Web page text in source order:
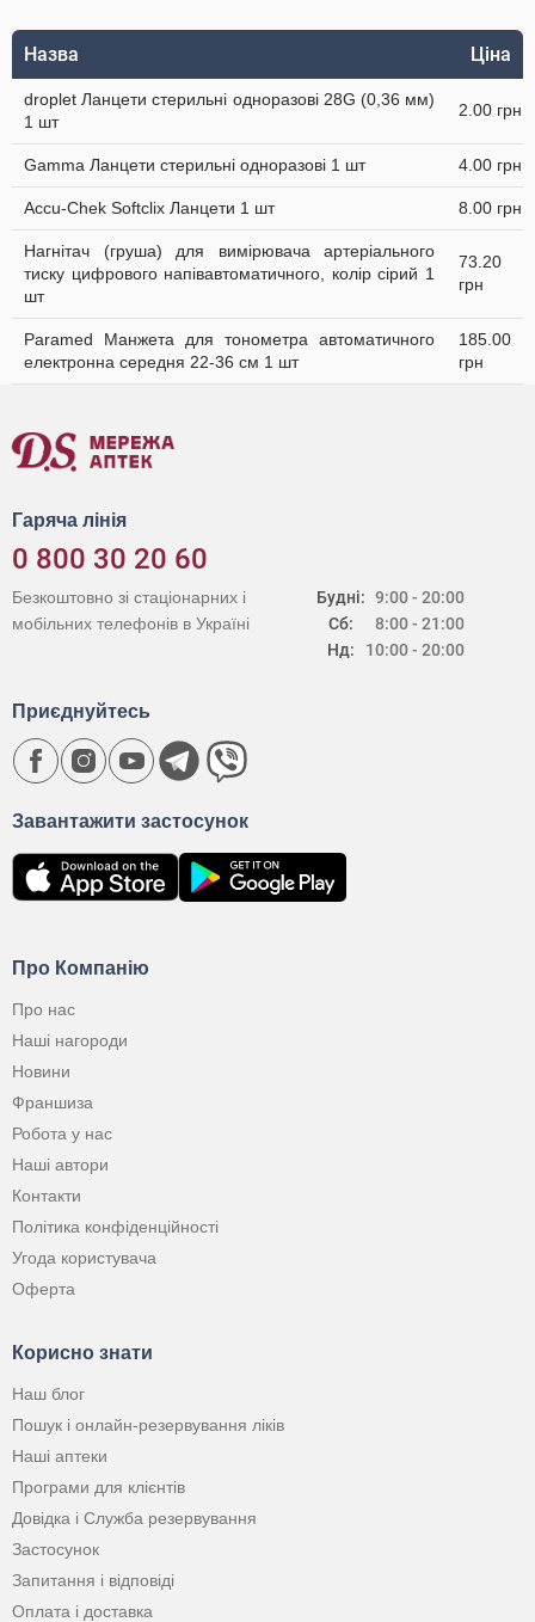
Назва Ціна
droplet Ланцети стерильні одноразові 28G (0,36 мм)
1 шт
2.00 грн
Gamma Ланцети стерильні одноразові 1 шт 4.00 грн
Accu-Chek Softclix Ланцети 1 шт 8.00 грн
Нагнітач (груша) для вимірювача артеріального
тиску цифрового напівавтоматичного, колір сірий 1
шт
73.20
грн
Paramed Манжета для тонометра автоматичного
електронна середня 22-36 см 1 шт
185.00
грн
Гаряча лінія
0 800 30 20 60
Будні:
Сб:
Нд:
9:00 - 20:00
8:00 - 21:00
10:00 - 20:00
Безкоштовно зі стаціонарних і
мобільних телефонів в Україні
Про Компанію
Про нас
Наші нагороди
Новини
Франшиза
Робота у нас
Наші автори
Контакти
Політика конфіденційності
Угода користувача
Оферта
Корисно знати
Наш блог
Пошук і онлайн-резервування ліків
Наші аптеки
Програми для клієнтів
Довідка і Служба резервування
Застосунок
Запитання і відповіді
Оплата і доставка
Завантажити застосунок
Приєднуйтесь